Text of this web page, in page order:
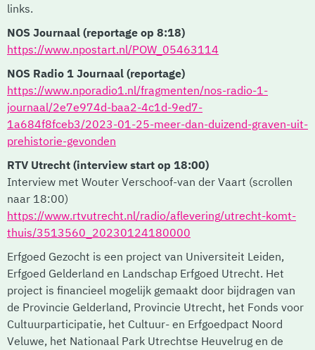
links.
NOS Journaal (reportage op 8:18)
https://www.npostart.nl/POW_05463114
NOS Radio 1 Journaal (reportage)
https://www.nporadio1.nl/fragmenten/nos-radio-1-
journaal/2e7e974d-baa2-4c1d-9ed7-
1a684f8fceb3/2023-01-25-meer-dan-duizend-graven-uit-
prehistorie-gevonden
RTV Utrecht (interview start op 18:00)
Interview met Wouter Verschoof-van der Vaart (scrollen
naar 18:00)
https://www.rtvutrecht.nl/radio/aflevering/utrecht-komt-
thuis/3513560_20230124180000
Erfgoed Gezocht is een project van Universiteit Leiden,
Erfgoed Gelderland en Landschap Erfgoed Utrecht. Het
project is financieel mogelijk gemaakt door bijdragen van
de Provincie Gelderland, Provincie Utrecht, het Fonds voor
Cultuurparticipatie, het Cultuur- en Erfgoedpact Noord
Veluwe, het Nationaal Park Utrechtse Heuvelrug en de